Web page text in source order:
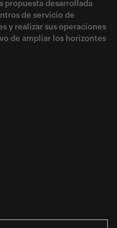
propuesta desarrollada
de servicio de
y realizar sus operaciones
de ampliar los horizontes